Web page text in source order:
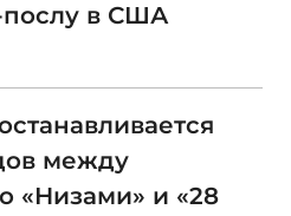
послу в США
между
«Низами» и «28